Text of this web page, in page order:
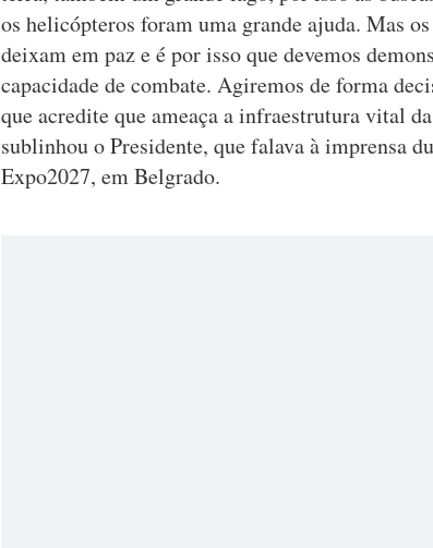
os helicópteros foram uma grande ajuda. Mas
deixam em paz e é por isso que devemos
capacidade de combate. Agiremos de forma
que acredite que ameaça a infraestrutura vital
sublinhou o Presidente, que falava à imprensa
Expo2027, em Belgrado.